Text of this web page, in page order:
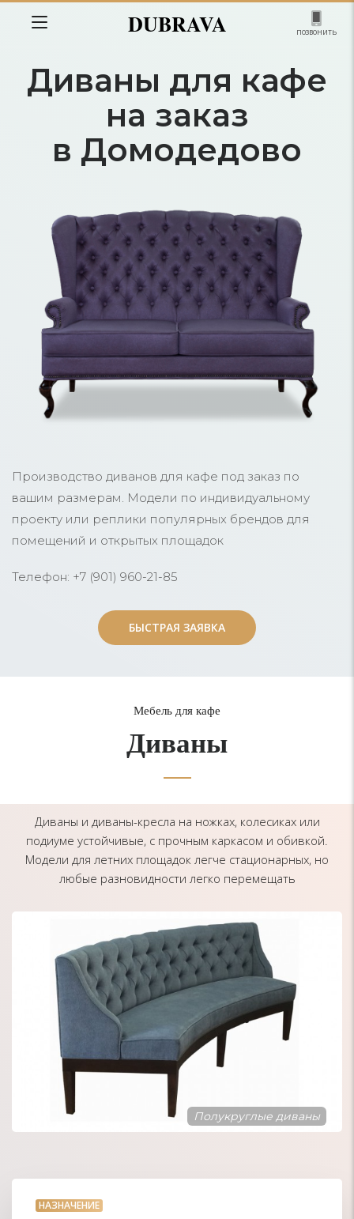
DUBRAVA позвонить
Диваны для кафе
на заказ
в Домодедово
Производство диванов для кафе под заказ по
вашим размерам. Модели по индивидуальному
проекту или реплики популярных брендов для
помещений и открытых площадок
Телефон: +7 (901) 960-21-85
БЫСТРАЯ ЗАЯВКА
БЫСТРАЯ ЗАЯВКА
Мебель для кафе
Диваны
Диваны и диваны-кресла на ножках, колесиках или
подиуме устойчивые, с прочным каркасом и обивкой.
Модели для летних площадок легче стационарных, но
любые разновидности легко перемещать
Современный стиль
НАЗНАЧЕНИЕ